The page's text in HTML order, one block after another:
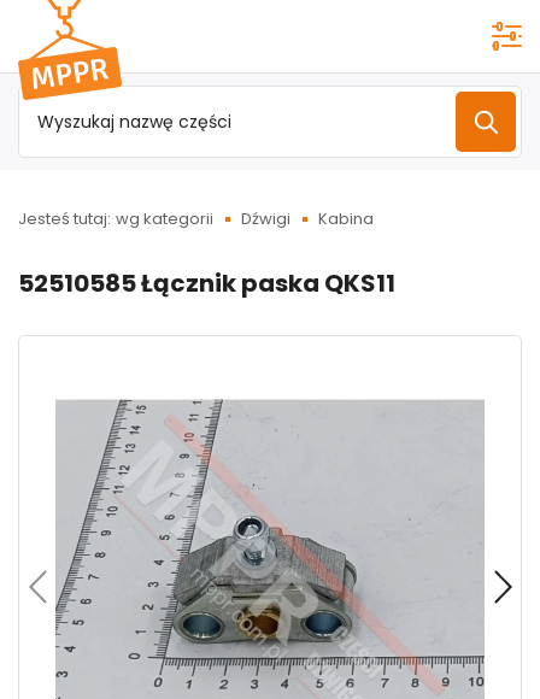
Przejdź do
menu
głównego
Jesteś tutaj: wg kategorii Dźwigi Kabina
52510585 Łącznik paska QKS11